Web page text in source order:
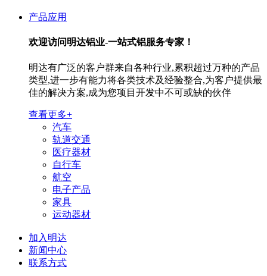
产品应用
欢迎访问明达铝业-一站式铝服务专家！
明达有广泛的客户群来自各种行业,累积超过万种的产品
类型,进一步有能力将各类技术及经验整合,为客户提供最
佳的解决方案,成为您项目开发中不可或缺的伙伴
查看更多+
汽车
轨道交通
医疗器材
自行车
航空
电子产品
家具
运动器材
加入明达
新闻中心
联系方式